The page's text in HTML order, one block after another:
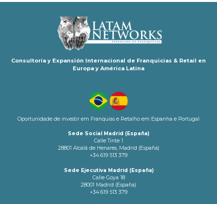
Consultoría y Expansión Internacional de Franquicias & Retail en
Europa y América Latina
Oportunidade de investir em Franquias e Retalho em Espanha e Portugal
Sede Social Madrid (España)
Calle Tinte 1
28801 Alcalá de Henares, Madrid (España)
+34 619 513 379
Sede Ejecutiva Madrid (España)
Calle Goya 18
28001 Madrid (España)
+34 619 513 379